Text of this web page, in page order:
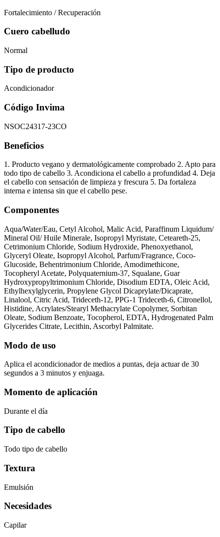
Fortalecimiento / Recuperación
Cuero cabelludo
Normal
Tipo de producto
Acondicionador
Código Invima
NSOC24317-23CO
Beneficios
1. Producto vegano y dermatológicamente comprobado 2. Apto para
todo tipo de cabello 3. Acondiciona el cabello a profundidad 4. Deja
el cabello con sensación de limpieza y frescura 5. Da fortaleza
interna e intensa sin que el cabello pese.
Componentes
Aqua/Water/Eau, Cetyl Alcohol, Malic Acid, Paraffinum Liquidum/
Mineral Oil/ Huile Minerale, Isopropyl Myristate, Ceteareth-25,
Cetrimonium Chloride, Sodium Hydroxide, Phenoxyethanol,
Glyceryl Oleate, Isopropyl Alcohol, Parfum/Fragrance, Coco-
Glucoside, Behentrimonium Chloride, Amodimethicone,
Tocopheryl Acetate, Polyquaternium-37, Squalane, Guar
Hydroxypropyltrimonium Chloride, Disodium EDTA, Oleic Acid,
Ethylhexylglycerin, Propylene Glycol Dicaprylate/Dicaprate,
Linalool, Citric Acid, Trideceth-12, PPG-1 Trideceth-6, Citronellol,
Histidine, Acrylates/Stearyl Methacrylate Copolymer, Sorbitan
Oleate, Sodium Benzoate, Tocopherol, EDTA, Hydrogenated Palm
Glycerides Citrate, Lecithin, Ascorbyl Palmitate.
Modo de uso
Aplica el acondicionador de medios a puntas, deja actuar de 30
segundos a 3 minutos y enjuaga.
Momento de aplicación
Durante el día
Tipo de cabello
Todo tipo de cabello
Textura
Emulsión
Necesidades
Capilar